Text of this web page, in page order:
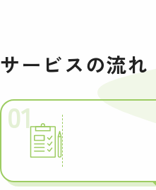
サービスの流れ
01